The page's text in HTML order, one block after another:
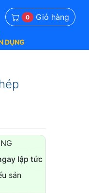
0 Giỏ hàng
DỤNG
lập tức
sản